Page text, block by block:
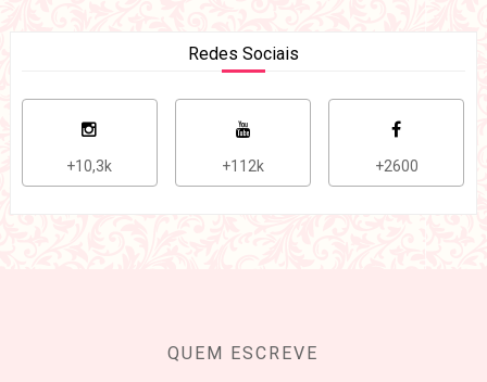
Redes Sociais
+10,3k +112k +2600
QUEM ESCREVE